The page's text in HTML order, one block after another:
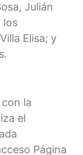
Julián
los
Elisa; y
la
el
Página